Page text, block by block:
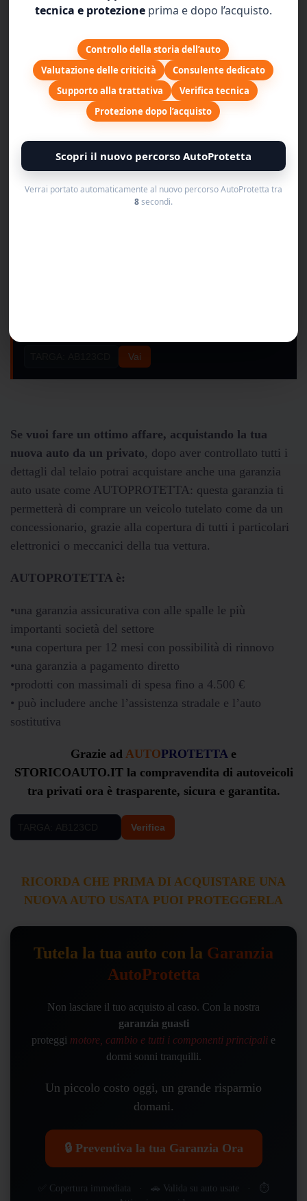
privati.
cliccare su STORICOAUTO.IT, inserire la
TARGA (vin in fase di sviluppo) e in pochi secondi
otterrai le informazioni decodificate.
Potrai controllare:
Il numero dei proprietari del veicolo
Lettura del contachilometri alla revisione
Elenco delle opzioni di allestimento di fabbrica del
Vai
Se vuoi fare un ottimo affare, acquistando la tua
nuova auto da un privato, dopo aver controllato tutti i
dettagli dal telaio potrai acquistare anche una garanzia
auto usate come AUTOPROTETTA: questa garanzia ti
permetterà di comprare un veicolo tutelato come da un
concessionario, grazie alla copertura di tutti i particolari
elettronici o meccanici della tua vettura.
AUTOPROTETTA è:
•una garanzia assicurativa con alle spalle le più
importanti società del settore
•una copertura per 12 mesi con possibilità di rinnovo
•una garanzia a pagamento diretto
•prodotti con massimali di spesa fino a 4.500 €
• può includere anche l’assistenza stradale e l’auto
sostitutiva
Grazie ad AUTOPROTETTAe
STORICOAUTO.IT la compravendita di autoveicoli
tra privati ora è trasparente, sicura e garantita.
Verifica
RICORDA CHE PRIMA DI ACQUISTARE UNA
NUOVA AUTO USATA PUOI PROTEGGERLA
Tutela la tua auto con la Garanzia
AutoProtetta
Non lasciare il tuo acquisto al caso. Con la nostra
garanzia guasti
proteggi motore, cambio e tutti i componenti principali e
dormi sonni tranquilli.
Un piccolo costo oggi, un grande risparmio
domani.
🔒 Preventiva la tua Garanzia Ora
✅ Copertura immediata · 🚗 Valida su auto usate · ⏱️
tecnica e protezioneprima e dopo l’acquisto.
Controllo della storia dell’auto
Valutazione delle criticità
Consulente dedicato
Supporto alla trattativa
Verifica tecnica
Protezione dopo l’acquisto
Scopri il nuovo percorso AutoProtetta
Verrai portato automaticamente al nuovo percorso AutoProtetta tra
8secondi.